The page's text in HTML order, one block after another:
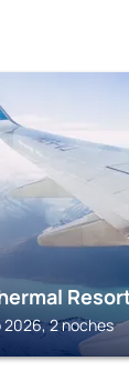
2026, 2 noches